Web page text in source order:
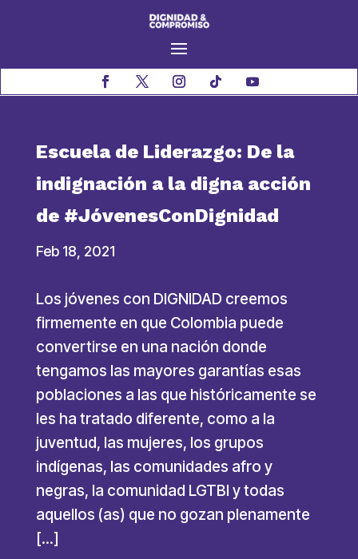
Escuela de Liderazgo: De la
indignación a la digna acción
de #JóvenesConDignidad
Feb 18, 2021
Los jóvenes con DIGNIDAD creemos
firmemente en que Colombia puede
convertirse en una nación donde
tengamos las mayores garantías esas
poblaciones a las que históricamente se
les ha tratado diferente, como a la
juventud, las mujeres, los grupos
indígenas, las comunidades afro y
negras, la comunidad LGTBI y todas
aquellos (as) que no gozan plenamente
[…]